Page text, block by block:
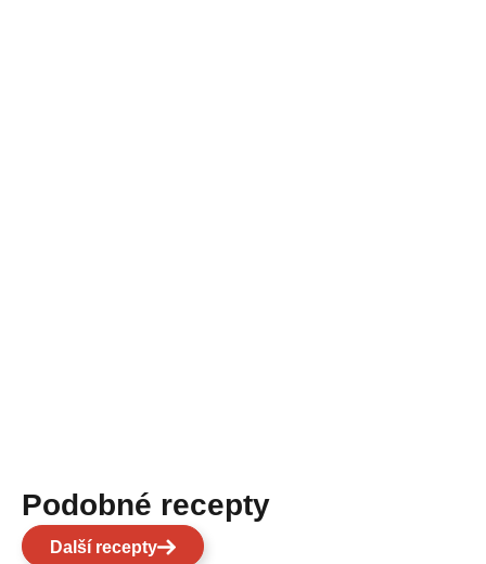
Podobné recepty
Další recepty